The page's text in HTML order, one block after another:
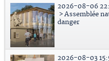
2026-08-06
> Assemblée
danger
2026-08-03